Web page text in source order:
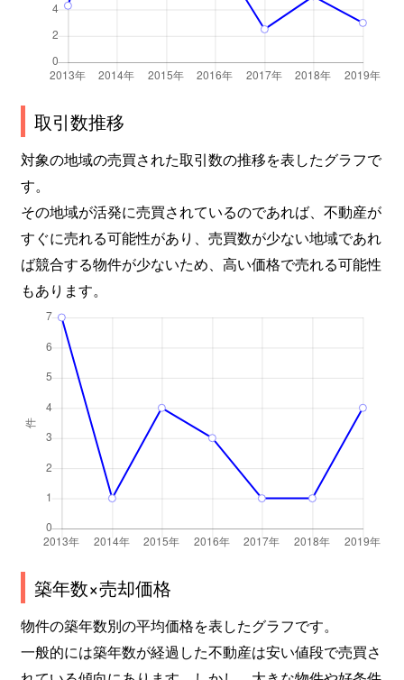
取引数推移
対象の地域の売買された取引数の推移を表したグラフで
す。
その地域が活発に売買されているのであれば、不動産が
すぐに売れる可能性があり、売買数が少ない地域であれ
ば競合する物件が少ないため、高い価格で売れる可能性
もあります。
築年数×売却価格
物件の築年数別の平均価格を表したグラフです。
一般的には築年数が経過した不動産は安い値段で売買さ